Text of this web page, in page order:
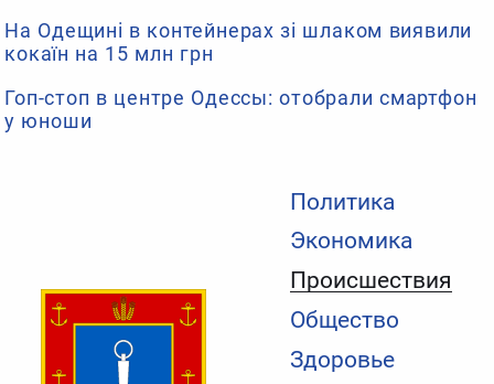
Политика
Экономика
Происшествия
Общество
Здоровье
На Одещині в контейнерах зі шлаком виявили
кокаїн на 15 млн грн
Гоп-стоп в центре Одессы: отобрали смартфон
у юноши